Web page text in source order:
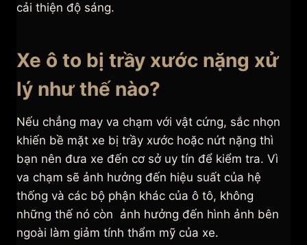
cải thiện độ sáng.
Xe ô to bị trầy xước nặng xử
lý như thế nào?
Nếu chẳng may va chạm với vật cứng, sắc nhọn
khiến bề mặt xe bị trầy xước hoặc nứt nặng thì
bạn nên đưa xe đến cơ sở uy tín để kiểm tra. Vì
va chạm sẽ ảnh hưởng đến hiệu suất của hệ
thống và các bộ phận khác của ô tô, không
những thế nó còn ảnh hưởng đến hình ảnh bên
ngoài làm giảm tính thẩm mỹ của xe.